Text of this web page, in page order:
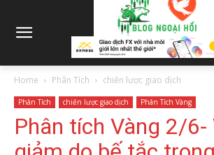
Home Phân Tích chiến lược giao dịch
Phân Tích chiến lược giao dịch Phân Tích Vàng
Phân tích Vàng 2/6-